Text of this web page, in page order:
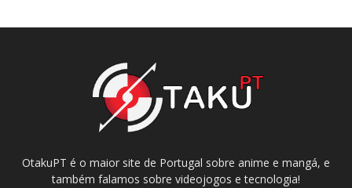
OtakuPT é o maior site de Portugal sobre anime e mangá, e
também falamos sobre videojogos e tecnologia!